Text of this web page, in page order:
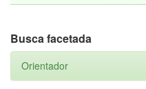
Busca facetada
Orientador